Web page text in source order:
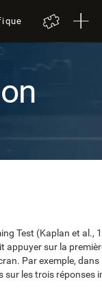
Test (Kaplan et al.,
appuyer sur la
Par exemple, dans
les trois réponses